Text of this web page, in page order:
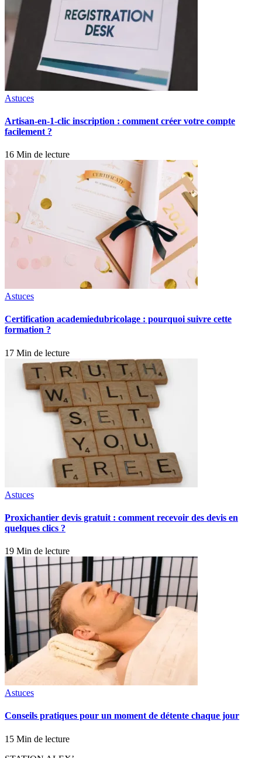
Astuces
Artisan-en-1-clic inscription : comment créer votre compte
facilement ?
16 Min de lecture
Astuces
Certification academiedubricolage : pourquoi suivre cette
formation ?
17 Min de lecture
Astuces
Proxichantier devis gratuit : comment recevoir des devis en
quelques clics ?
19 Min de lecture
Astuces
Conseils pratiques pour un moment de détente chaque jour
15 Min de lecture